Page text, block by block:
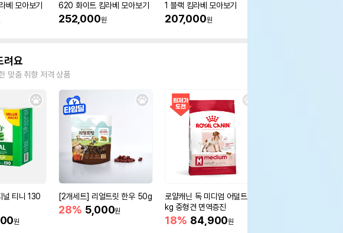
베 모아보기
620 화이트 킴라베 모아보기
252,000원
1 블랙 킴라베 모아보기
207,000원
려요
맞춤 취향 저격 상품
널 티니 130
원
[2개세트] 리얼트릿 한우 50g
28% 5,000원
로얄캐닌 독 미디엄 어덜트 10
kg 중형견 면역증진
18% 84,900원